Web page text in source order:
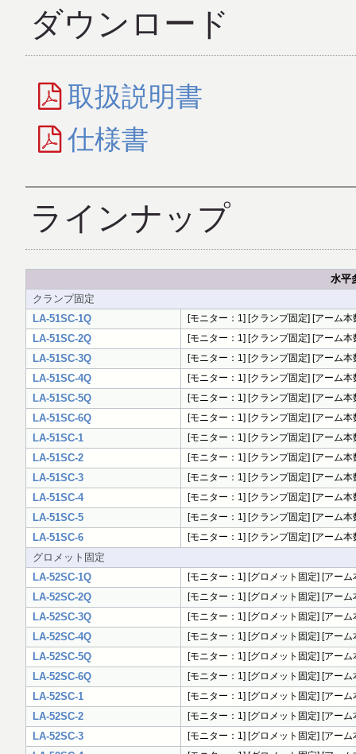
ダウンロード
取扱説明書
仕様書
ラインナップ
水平
クランプ固定
LA-51SC-1Q
[モニター：1] [クランプ固定] [アーム
LA-51SC-2Q [モニター：1] [クランプ固定] [アーム
LA-51SC-3Q [モニター：1] [クランプ固定] [アーム
LA-51SC-4Q [モニター：1] [クランプ固定] [アーム
LA-51SC-5Q [モニター：1] [クランプ固定] [アーム
LA-51SC-6Q [モニター：1] [クランプ固定] [アーム
LA-51SC-1 [モニター：1] [クランプ固定] [アーム
LA-51SC-2 [モニター：1] [クランプ固定] [アーム
LA-51SC-3 [モニター：1] [クランプ固定] [アーム
LA-51SC-4 [モニター：1] [クランプ固定] [アーム
LA-51SC-5 [モニター：1] [クランプ固定] [アーム
LA-51SC-6 [モニター：1] [クランプ固定] [アーム
グロメット固定
LA-52SC-1Q
[モニター：1] [グロメット固定] [アー
LA-52SC-2Q [モニター：1] [グロメット固定] [アー
LA-52SC-3Q [モニター：1] [グロメット固定] [アー
LA-52SC-4Q [モニター：1] [グロメット固定] [アー
LA-52SC-5Q [モニター：1] [グロメット固定] [アー
LA-52SC-6Q [モニター：1] [グロメット固定] [アー
LA-52SC-1 [モニター：1] [グロメット固定] [アー
LA-52SC-2 [モニター：1] [グロメット固定] [アー
LA-52SC-3 [モニター：1] [グロメット固定] [アー